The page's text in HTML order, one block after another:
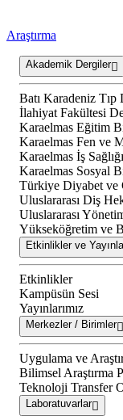
Araştırma
Akademik Dergiler
Batı Karadeniz Tıp
İlahiyat Fakültesi
Karaelmas Eğitim
Karaelmas Fen ve
Karaelmas İş
Karaelmas Sosyal
Türkiye Diyabet ve
Uluslararası Diş
Uluslararası
Yükseköğretim ve
Etkinlikler ve
Etkinlikler
Kampüsün Sesi
Yayınlarımız
Merkezler / Birimler
Uygulama ve
Bilimsel Araştırma
Teknoloji Transfer
Laboratuvarlar